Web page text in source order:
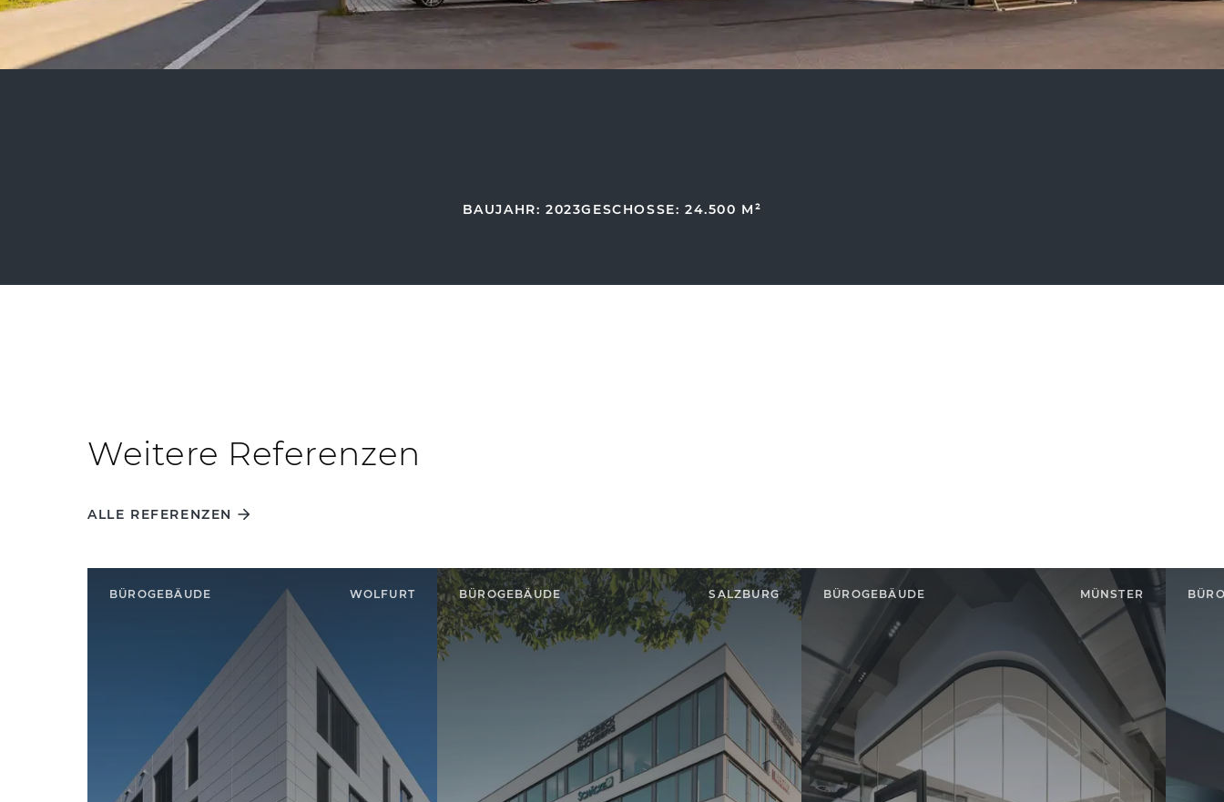
BAUJAHR: 2023GESCHOSSE: 24.500 M²
Weitere Referenzen
ALLE REFERENZEN
BÜROGEBÄUDE WOLFURT BÜROGEBÄUDE SALZBURG BÜROGEBÄUDE MÜNSTER